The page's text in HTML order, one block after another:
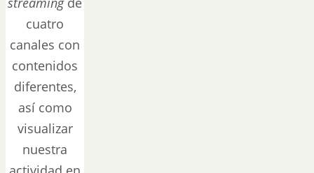
cuatro
canales con
contenidos
diferentes,
así como
visualizar
nuestra